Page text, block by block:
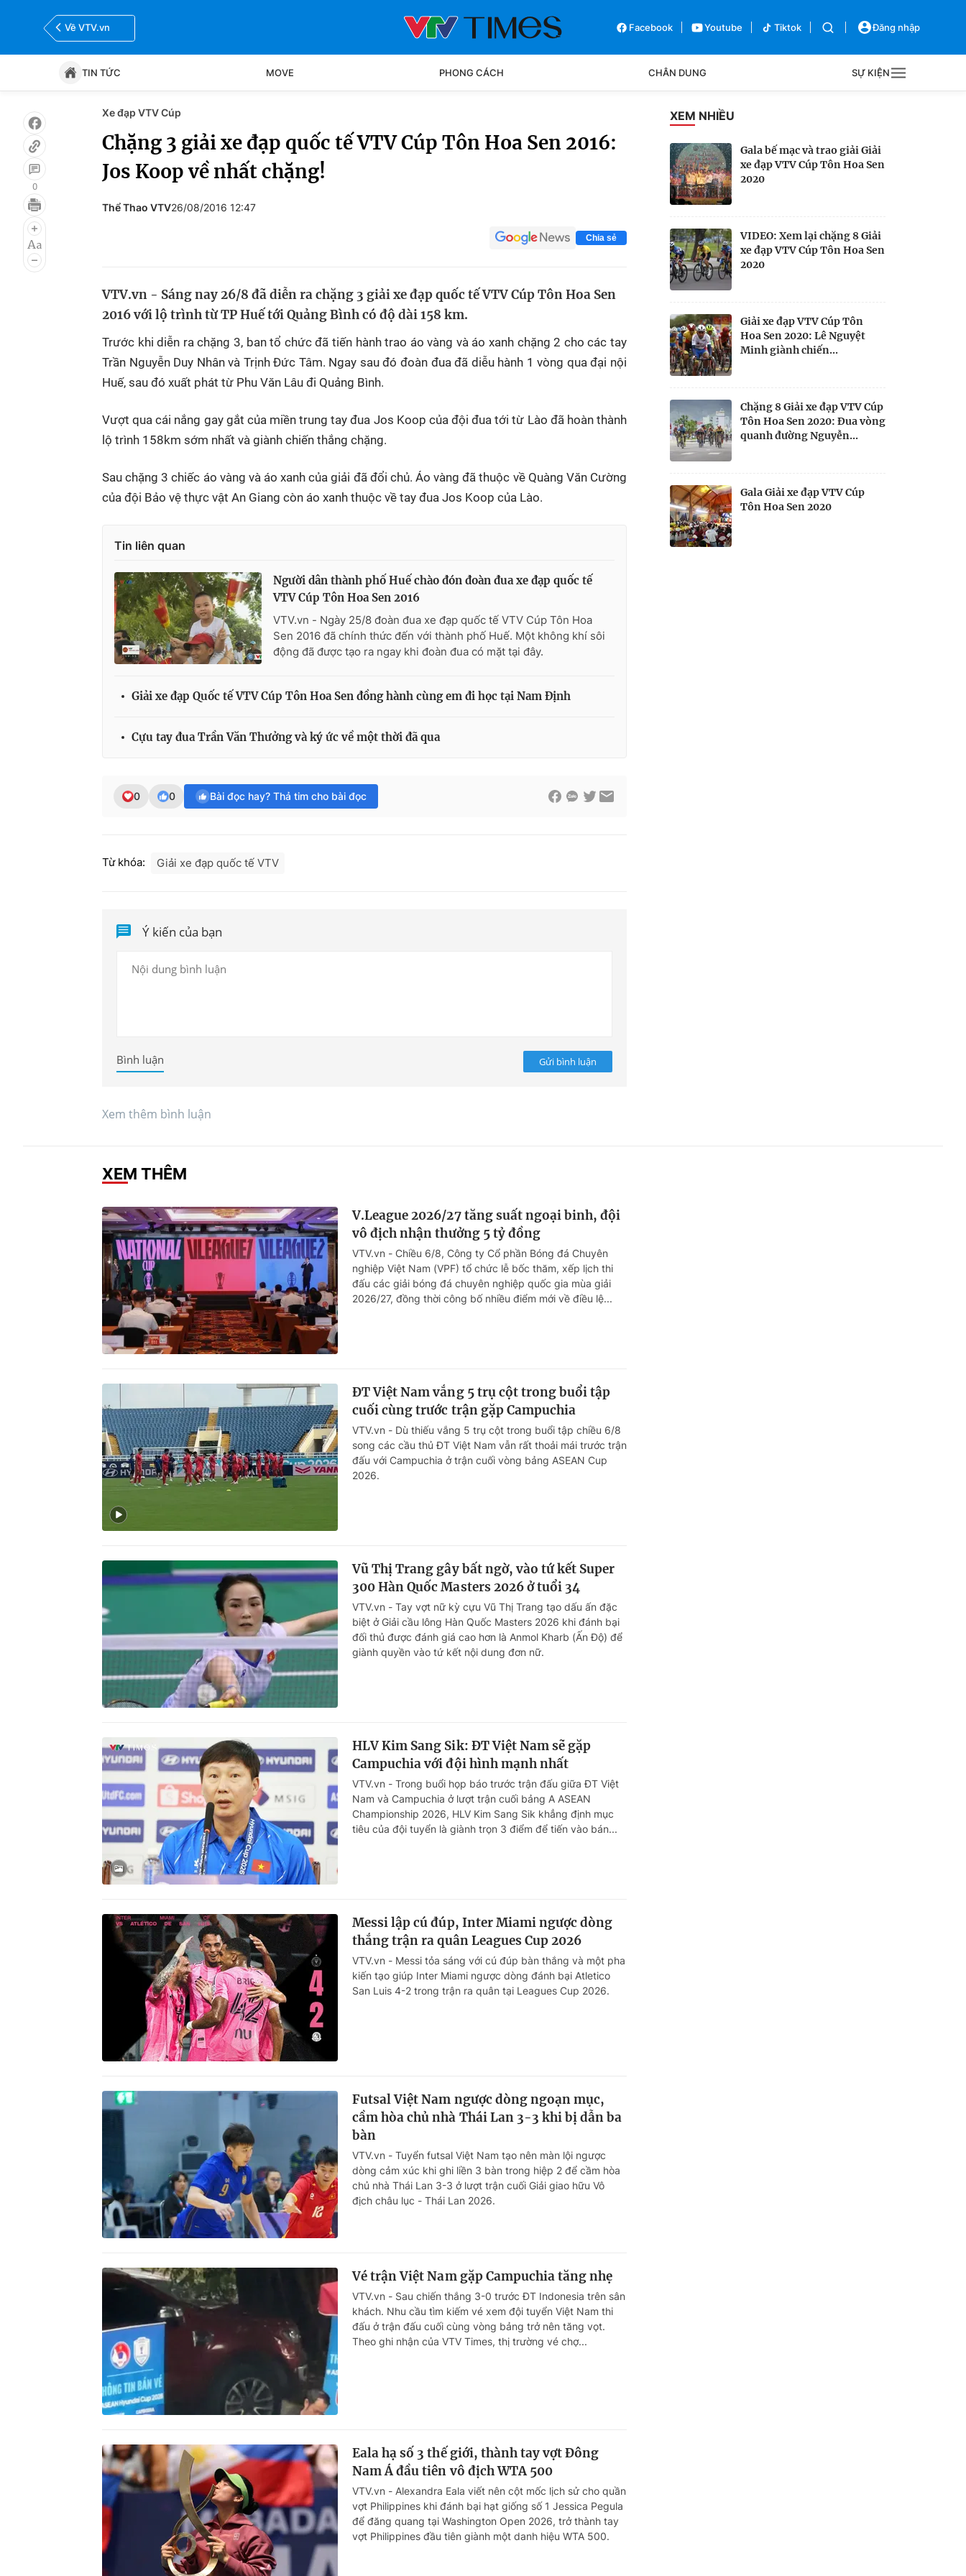
Về VTV.vn Facebook Youtube Tiktok Đăng nhập
TIN TỨC MOVE PHONG CÁCH CHÂN DUNG SỰ KIỆN
Tin tức
Bóng đá Thể thao Điện tử Bên lề
0
Xe đạp VTV Cúp
Chặng 3 giải xe đạp quốc tế VTV Cúp Tôn Hoa Sen 2016:
Jos Koop về nhất chặng!
Thể Thao VTV26/08/2016 12:47
Chia sẻ
VTV.vn - Sáng nay 26/8 đã diễn ra chặng 3 giải xe đạp quốc tế VTV Cúp Tôn Hoa Sen
2016 với lộ trình từ TP Huế tới Quảng Bình có độ dài 158 km.
Trước khi diễn ra chặng 3, ban tổ chức đã tiến hành trao áo vàng và áo xanh chặng 2 cho các tay
Trần Nguyễn Duy Nhân và Trịnh Đức Tâm. Ngay sau đó đoàn đua đã diễu hành 1 vòng qua đại nội
Huế, sau đó xuất phát từ Phu Văn Lâu đi Quảng Bình.
Vượt qua cái nắng gay gắt của miền trung tay đua Jos Koop của đội đua tới từ Lào đã hoàn thành
lộ trình 158km sớm nhất và giành chiến thắng chặng.
Sau chặng 3 chiếc áo vàng và áo xanh của giải đã đổi chủ. Áo vàng đã thuộc về Quàng Văn Cường
của đội Bảo vệ thực vật An Giang còn áo xanh thuộc về tay đua Jos Koop của Lào.
Tin liên quan
Người dân thành phố Huế chào đón đoàn đua xe đạp quốc tế
VTV Cúp Tôn Hoa Sen 2016
VTV.vn - Ngày 25/8 đoàn đua xe đạp quốc tế VTV Cúp Tôn Hoa
Sen 2016 đã chính thức đến với thành phố Huế. Một không khí sôi
động đã được tạo ra ngay khi đoàn đua có mặt tại đây.
Giải xe đạp Quốc tế VTV Cúp Tôn Hoa Sen đồng hành cùng em đi học tại Nam Định
Cựu tay đua Trần Văn Thưởng và ký ức về một thời đã qua
0 0 Bài đọc hay? Thả tim cho bài đọc
Từ khóa: Giải xe đạp quốc tế VTV
Ý kiến của bạn
Gửi bình luận
Bình luận
Xem thêm bình luận
XEM NHIỀU
Gala bế mạc và trao giải Giải
xe đạp VTV Cúp Tôn Hoa Sen
2020
VIDEO: Xem lại chặng 8 Giải
xe đạp VTV Cúp Tôn Hoa Sen
2020
Giải xe đạp VTV Cúp Tôn
Hoa Sen 2020: Lê Nguyệt
Minh giành chiến...
Chặng 8 Giải xe đạp VTV Cúp
Tôn Hoa Sen 2020: Đua vòng
quanh đường Nguyễn...
Gala Giải xe đạp VTV Cúp
Tôn Hoa Sen 2020
XEM THÊM
V.League 2026/27 tăng suất ngoại binh, đội
vô địch nhận thưởng 5 tỷ đồng
VTV.vn - Chiều 6/8, Công ty Cổ phần Bóng đá Chuyên
nghiệp Việt Nam (VPF) tổ chức lễ bốc thăm, xếp lịch thi
đấu các giải bóng đá chuyên nghiệp quốc gia mùa giải
2026/27, đồng thời công bố nhiều điểm mới về điều lệ...
ĐT Việt Nam vắng 5 trụ cột trong buổi tập
cuối cùng trước trận gặp Campuchia
VTV.vn - Dù thiếu vắng 5 trụ cột trong buổi tập chiều 6/8
song các cầu thủ ĐT Việt Nam vẫn rất thoải mái trước trận
đấu với Campuchia ở trận cuối vòng bảng ASEAN Cup
2026.
Vũ Thị Trang gây bất ngờ, vào tứ kết Super
300 Hàn Quốc Masters 2026 ở tuổi 34
VTV.vn - Tay vợt nữ kỳ cựu Vũ Thị Trang tạo dấu ấn đặc
biệt ở Giải cầu lông Hàn Quốc Masters 2026 khi đánh bại
đối thủ được đánh giá cao hơn là Anmol Kharb (Ấn Độ) để
giành quyền vào tứ kết nội dung đơn nữ.
HLV Kim Sang Sik: ĐT Việt Nam sẽ gặp
Campuchia với đội hình mạnh nhất
VTV.vn - Trong buổi họp báo trước trận đấu giữa ĐT Việt
Nam và Campuchia ở lượt trận cuối bảng A ASEAN
Championship 2026, HLV Kim Sang Sik khẳng định mục
tiêu của đội tuyển là giành trọn 3 điểm để tiến vào bán...
Messi lập cú đúp, Inter Miami ngược dòng
thắng trận ra quân Leagues Cup 2026
VTV.vn - Messi tỏa sáng với cú đúp bàn thắng và một pha
kiến tạo giúp Inter Miami ngược dòng đánh bại Atletico
San Luis 4-2 trong trận ra quân tại Leagues Cup 2026.
Futsal Việt Nam ngược dòng ngoạn mục,
cầm hòa chủ nhà Thái Lan 3-3 khi bị dẫn ba
bàn
VTV.vn - Tuyển futsal Việt Nam tạo nên màn lội ngược
dòng cảm xúc khi ghi liền 3 bàn trong hiệp 2 để cầm hòa
chủ nhà Thái Lan 3-3 ở lượt trận cuối Giải giao hữu Vô
địch châu lục - Thái Lan 2026.
Vé trận Việt Nam gặp Campuchia tăng nhẹ
VTV.vn - Sau chiến thắng 3-0 trước ĐT Indonesia trên sân
khách. Nhu cầu tìm kiếm vé xem đội tuyển Việt Nam thi
đấu ở trận đấu cuối cùng vòng bảng trở nên tăng vọt.
Theo ghi nhận của VTV Times, thị trường vé chợ...
Eala hạ số 3 thế giới, thành tay vợt Đông
Nam Á đầu tiên vô địch WTA 500
VTV.vn - Alexandra Eala viết nên cột mốc lịch sử cho quần
vợt Philippines khi đánh bại hạt giống số 1 Jessica Pegula
để đăng quang tại Washington Open 2026, trở thành tay
vợt Philippines đầu tiên giành một danh hiệu WTA 500.